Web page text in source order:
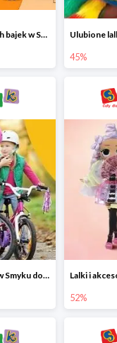
Zabawki z ulubionych bajek w Smyku do -50%
45%
Rowerki i hulajnogi w Smyku do -50%
52%